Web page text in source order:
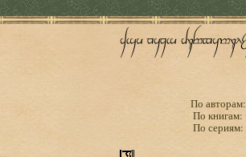
По авторам:
По книгам:
По сериям: